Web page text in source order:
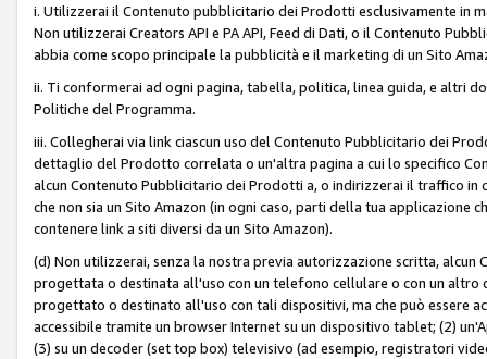
i. Utilizzerai il Contenuto pubblicitario dei Prodotti esclusivamente in
Non utilizzerai Creators API e PA API, Feed di Dati, o il Contenuto
abbia come scopo principale la pubblicità e il marketing di un Sito
ii. Ti conformerai ad ogni pagina, tabella, politica, linea guida, e altri
Politiche del Programma.
iii. Collegherai via link ciascun uso del Contenuto Pubblicitario dei
dettaglio del Prodotto correlata o un'altra pagina a cui lo specifico
alcun Contenuto Pubblicitario dei Prodotti a, o indirizzerai il traffico in
che non sia un Sito Amazon (in ogni caso, parti della tua
contenere link a siti diversi da un Sito Amazon).
(d) Non utilizzerai, senza la nostra previa autorizzazione scritta,
progettata o destinata all'uso con un telefono cellulare o con un
progettato o destinato all'uso con tali dispositivi, ma che può essere
accessibile tramite un browser Internet su un dispositivo tablet; (2)
(3) su un decoder (set top box) televisivo (ad esempio, registratori